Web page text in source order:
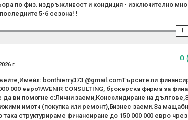
по физ. издръжливост и кондиция - изключително
5-6 сезона!!!
!
г.
0
bonthierry373 @gmail.comТърсите ли
000 евро?AVENIR CONSULTING, брокерска фирма за
ви помогне с:Лични заеми,Консолидиране на
имоти (покупка или ремонт),Бизнес заеми.За
структурираме финансиране до 150 000 000 евро